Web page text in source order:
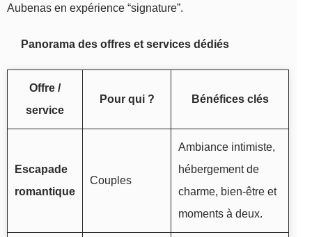
Aubenas en expérience “signature”.
Panorama des offres et services dédiés
Offre /
service
Pour qui ? Bénéfices clés
Escapade
romantique
Couples
Ambiance intimiste,
hébergement de
charme, bien-être et
moments à deux.